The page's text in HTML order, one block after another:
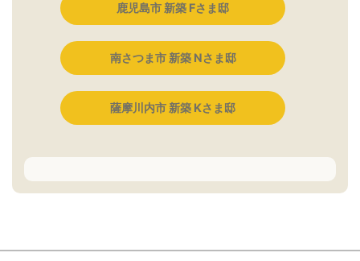
鹿児島市 新築 Fさま邸
南さつま市 新築 Nさま邸
薩摩川内市 新築 Kさま邸